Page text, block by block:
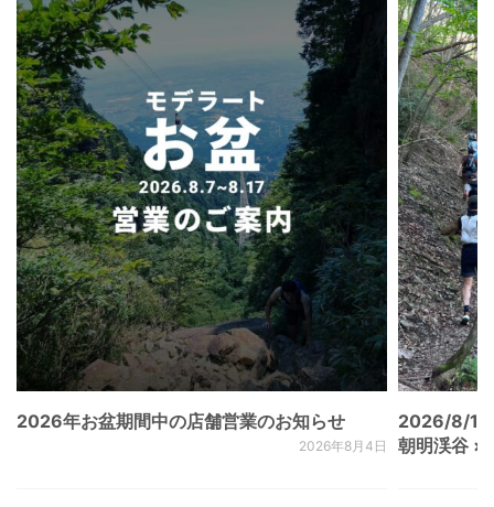
2026年お盆期間中の店舗営業のお知らせ
2026年8月4日
2026/8/
朝明渓谷 ×